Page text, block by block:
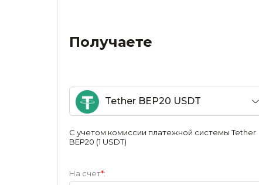
Получаете
Tether BEP20 USDT
С учетом комиссии платежной системы Tether
BEP20 (1 USDT)
На счет*: